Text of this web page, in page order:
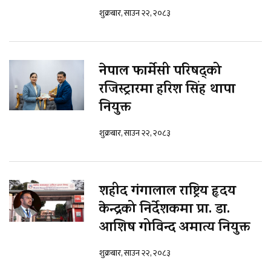
शुक्रबार, साउन २२, २०८३
नेपाल फार्मेसी परिषद्को
रजिस्ट्रारमा हरिश सिंह थापा
नियुक्त
शुक्रबार, साउन २२, २०८३
शहीद गंगालाल राष्ट्रिय हृदय
केन्द्रको निर्देशकमा प्रा. डा.
आशिष गोविन्द अमात्य नियुक्त
शुक्रबार, साउन २२, २०८३